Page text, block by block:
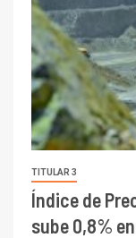
TITULAR 3
Índice de
sube 0,8%